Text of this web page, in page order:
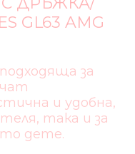
GL63 AMG
за
и удобна,
така и за
дете.